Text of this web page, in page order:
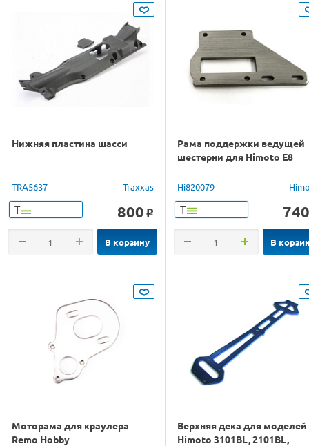
Нижняя пластина шасси
TRA5637 Traxxas
Т 800 o
В корзину
Рама поддержки ведущей
шестерни для Himoto E8
Hi820079
Т 740
В
Моторама для краулера
Remo Hobby
Верхняя дека для моделей
Himoto 3101BL, 2101BL,